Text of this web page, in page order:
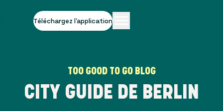
Téléchargez l'application
TOO GOOD TO GO BLOG
CITY GUIDE DE BERLIN